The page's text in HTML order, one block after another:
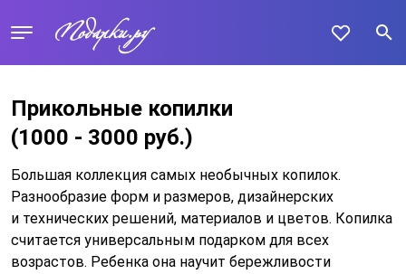
Прикольные копилки
(1000 - 3000 руб.)
Большая коллекция самых необычных копилок.
Разнообразие форм и размеров, дизайнерских
и технических решений, материалов и цветов. Копилка
считается универсальным подарком для всех
возрастов. Ребенка она научит бережливости